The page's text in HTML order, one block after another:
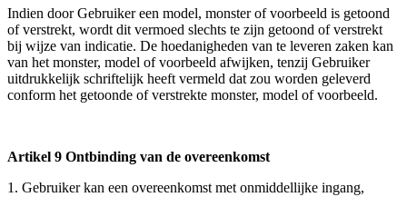
Indien door Gebruiker een model, monster of voorbeeld is getoond
of verstrekt, wordt dit vermoed slechts te zijn getoond of verstrekt
bij wijze van indicatie. De hoedanigheden van te leveren zaken kan
van het monster, model of voorbeeld afwijken, tenzij Gebruiker
uitdrukkelijk schriftelijk heeft vermeld dat zou worden geleverd
conform het getoonde of verstrekte monster, model of voorbeeld.
Artikel 9 Ontbinding van de overeenkomst
1. Gebruiker kan een overeenkomst met onmiddellijke ingang,